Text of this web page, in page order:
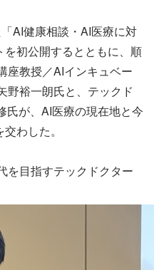
AI健康相談・AI医療に対
初公開するとともに、順
座教授／AIインキュベー
野裕一朗氏と、テックド
氏が、AI医療の現在地と今
わした。
を目指すテックドクター